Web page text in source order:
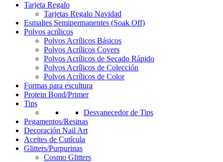
Tarjeta Regalo
Tarjetas Regalo Navidad
Esmaltes Semipermanentes (Soak Off)
Polvos acrílicos
Polvos Acrílicos Básicos
Polvos Acrílicos Covers
Polvos Acrílicos de Secado Rápido
Polvos Acrílicos de Colección
Polvos Acrílicos de Color
Formas para escultura
Protein Bond/Primer
Tips
Desvanecedor de Tips
Pegamentos/Resinas
Decoración Nail Art
Aceites de Cutícula
Glitters/Purpurinas
Cosmo Glitters